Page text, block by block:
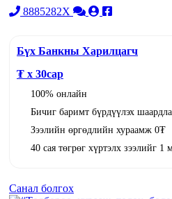
8885282X
Бүх Банкны Харилцагч
₮ x 30сар
100% онлайн
Бичиг баримт бүрдүүлэх
Зээлийн өргөдлийн хураамж 0₮
40 сая төгрөг хүртэлх зээлийг 1
Санал болгох